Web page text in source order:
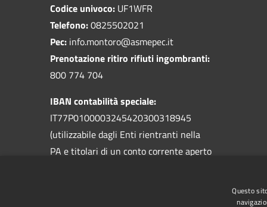
Codice univoco: UF1WFR
Telefono:0825502021
Pec: info.montoro@asmepec.it
Prenotazione ritiro rifiuti ingombranti:
800 774 704
IBAN contabilità speciale:
IT77P0100003245420300318945
(utilizzabile dagli Enti rientranti nella
PA e titolari di un conto corrente aperto
Questo